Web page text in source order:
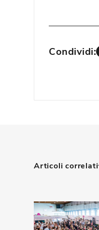
Condividi:
Articoli correlati